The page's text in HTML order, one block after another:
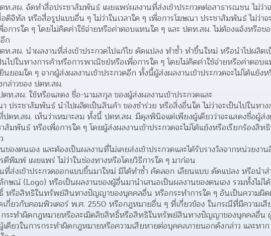
.สผ. จัดทำสื่อประชาสัมพันธ์ เผยแพร่ผลงานที่ส่งเข้าประกวดต่อสาธารณชน ไม่ว่า
จิทัล หรือสื่อรูปแบบอื่น ๆ ไม่ว่าในเวลาใด ๆ เพื่อการโฆษณา ประชาสัมพันธ์ ไม่ว่าจ
การใด ๆ โดยไม่คิดค่าใช้จ่ายหรือค่าตอบแทนใด ๆ และ ปตท.สผ. ไม่ต้องแจ้งหรือข
ก
.สผ. นำผลงานที่ส่งเข้าประกวดไปแก้ไข ดัดแปลง ทำซ้ำ ทำขึ้นใหม่ หรือนำไปผลิต
ไปในทางการค้าหรือการพาณิชย์หรือเพื่อการใด ๆ โดยไม่คิดค่าใช้จ่ายหรือค่าตอบ
ยอมใด ๆ จากผู้ส่งผลงานเข้าประกวดอีก ทั้งนี้ผู้ส่งผลงานเข้าประกวดจะไม่โต้แย้งห
ล่าวของ ปตท.สผ.
ท.สผ. ใช้หรือแสดง ชื่อ-นามสกุล ของผู้ส่งผลงานเข้าประกวดและ
ประชาสัมพันธ์ นำไปผลิตเป็นสินค้า ของชำร่วย หรือสิ่งอื่นใด ไม่ว่าจะเป็นไปในทาง
ตท.สผ. เห็นว่าเหมาะสม ทั้งนี้ ปตท.สผ. มีดุลพินิจแต่เพียงผู้เดียวว่าจะแสดงชื่อผู้ส่
สัมพันธ์ หรือเพื่อการใด ๆ โดยผู้ส่งผลงานเข้าประกวดจะไม่โต้แย้งหรือเรียกร้องสิท
องตนเอง และต้องเป็นผลงานที่ไม่เคยส่งเข้าประกวดและได้รับรางวัลจากหน่วยงา
ตีพิมพ์ เผยแพร่ ไม่ว่าในช่องทางหรือโดยวิธีการใด ๆ มาก่อน
นที่ส่งเข้าประกวดออกแบบขึ้นมาใหม่ มิได้ทำซ้ำ คัดลอก เลียนแบบ ดัดแปลง หรือนำ
ณ์ (Logo) หรือเป็นผลงานของผู้อื่นมานำเสนอเป็นผลงานของตนเอง รวมทั้งไม่ได้
หรือสิทธิในทรัพย์สินทางปัญญาของบุคคลอื่น หรือกระทำการใด ๆ อันเป็นความผิ
กี่ยวกับคอมพิวเตอร์ พ.ศ. 2550 หรือกฎหมายอื่น ๆ ที่เกี่ยวข้อง ในกรณีที่มีความเสี
กระทำผิดกฎหมายหรือละเมิดลิขสิทธิ์หรือสิทธิในทรัพย์สินทางปัญญาของบุคคลอื่น
เดียวในการกระทำผิดกฎหมายหรือความเสียหายต่อบุคคลภายนอกดังกล่าว และหาก